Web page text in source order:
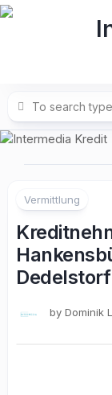
Skip
Vermittlung
Dedelstorf
by Dominik